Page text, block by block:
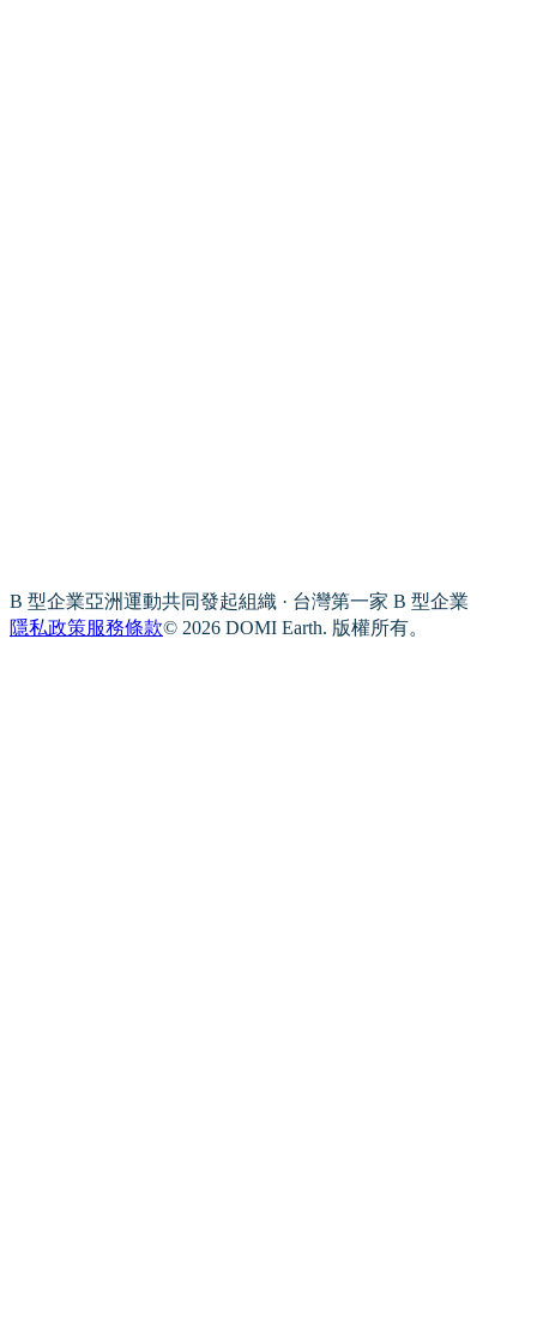
B 型企業亞洲運動共同發起組織 · 台灣第一家 B 型企業
隱私政策服務條款© 2026 DOMI Earth. 版權所有。